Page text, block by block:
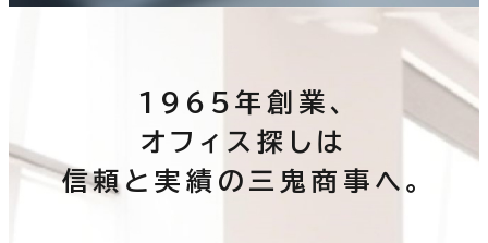
1965年創業、
オフィス探しは
信頼と実績の三鬼商事へ。